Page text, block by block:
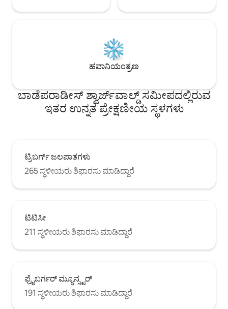
ಹವಾನಿಯಂತ್ರಣ
ಬಾಡೆಪರಾಡೀಸ್ ಶ್ವಾರ್ಜ್‌ವಾಲ್ಡ್ ಸಮೀಪದಲ್ಲಿರುವ
ಇತರ ಉನ್ನತ ಪ್ರೇಕ್ಷಣೀಯ ಸ್ಥಳಗಳು
ಟ್ರಿಬರ್ಗ್ ಜಲಪಾತಗಳು
265 ಸ್ಥಳೀಯರು ಶಿಫಾರಸು ಮಾಡಿದ್ದಾರೆ
ಟಿಟಿಸೀ
211 ಸ್ಥಳೀಯರು ಶಿಫಾರಸು ಮಾಡಿದ್ದಾರೆ
ಫ್ರೈಬರ್ಗರ್ ಮ್ಯೂನ್ಸ್ಟರ್
191 ಸ್ಥಳೀಯರು ಶಿಫಾರಸು ಮಾಡಿದ್ದಾರೆ